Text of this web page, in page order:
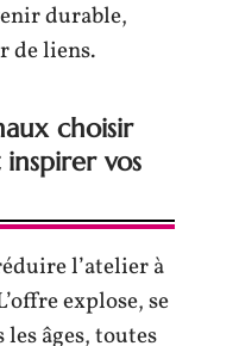
durable,
de liens.
choisir
vos
l’atelier à
explose, se
les âges, toutes